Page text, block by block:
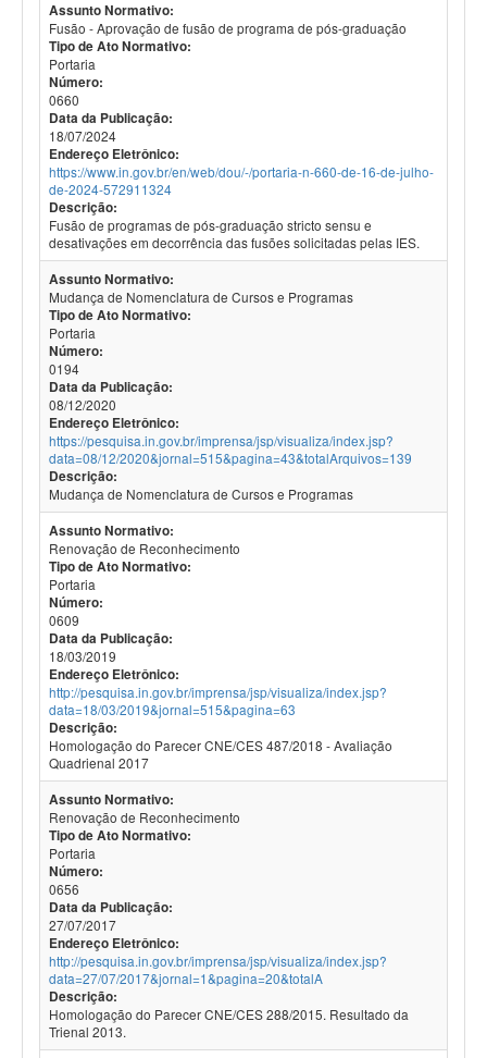
Assunto Normativo:
Fusão - Aprovação de fusão de programa de pós-graduação
Tipo de Ato Normativo:
Portaria
Número:
0660
Data da Publicação:
18/07/2024
Endereço Eletrônico:
https://www.in.gov.br/en/web/dou/-/portaria-n-660-de-16-de-julho-
de-2024-572911324
Descrição:
Fusão de programas de pós-graduação stricto sensu e
desativações em decorrência das fusões solicitadas pelas IES.
Assunto Normativo:
Mudança de Nomenclatura de Cursos e Programas
Tipo de Ato Normativo:
Portaria
Número:
0194
Data da Publicação:
08/12/2020
Endereço Eletrônico:
https://pesquisa.in.gov.br/imprensa/jsp/visualiza/index.jsp?
data=08/12/2020&jornal=515&pagina=43&totalArquivos=139
Descrição:
Mudança de Nomenclatura de Cursos e Programas
Assunto Normativo:
Renovação de Reconhecimento
Tipo de Ato Normativo:
Portaria
Número:
0609
Data da Publicação:
18/03/2019
Endereço Eletrônico:
http://pesquisa.in.gov.br/imprensa/jsp/visualiza/index.jsp?
data=18/03/2019&jornal=515&pagina=63
Descrição:
Homologação do Parecer CNE/CES 487/2018 - Avaliação
Quadrienal 2017
Assunto Normativo:
Renovação de Reconhecimento
Tipo de Ato Normativo:
Portaria
Número:
0656
Data da Publicação:
27/07/2017
Endereço Eletrônico:
http://pesquisa.in.gov.br/imprensa/jsp/visualiza/index.jsp?
data=27/07/2017&jornal=1&pagina=20&totalA
Descrição:
Homologação do Parecer CNE/CES 288/2015. Resultado da
Trienal 2013.